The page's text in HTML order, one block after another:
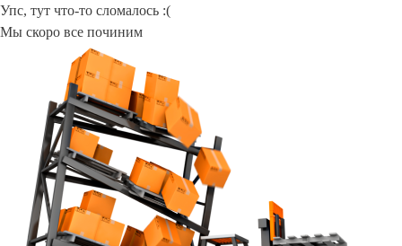
Упс, тут что-то сломалось :(
Мы скоро все починим